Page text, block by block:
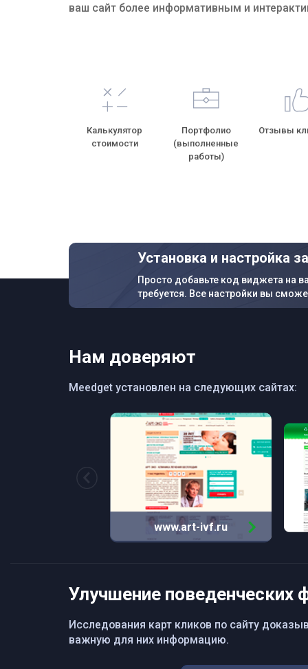
ваш сайт более информативным и
Калькулятор
стоимости
Портфолио
(выполненные
работы)
Отзывы
Установка и настройка
Просто добавьте код виджета на
требуется. Все настройки вы
Нам доверяют
Meedget установлен на следующих сайтах:
www.art-ivf.ru
Улучшение поведенческих
Исследования карт кликов по сайту
важную для них информацию.